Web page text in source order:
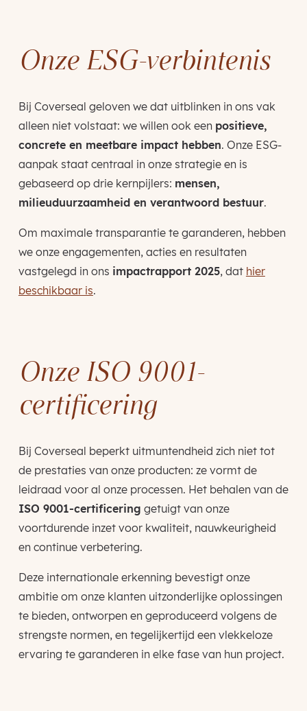
Onze ESG-verbintenis
Bij Coverseal geloven we dat uitblinken in ons vak
alleen niet volstaat: we willen ook een positieve,
concrete en meetbare impact hebben. Onze ESG-
aanpak staat centraal in onze strategie en is
gebaseerd op drie kernpijlers: mensen,
milieuduurzaamheid en verantwoord bestuur.
Om maximale transparantie te garanderen, hebben
we onze engagementen, acties en resultaten
vastgelegd in ons impactrapport 2025, dat hier
beschikbaar is.
Onze ISO 9001-
certificering
Bij Coverseal beperkt uitmuntendheid zich niet tot
de prestaties van onze producten: ze vormt de
leidraad voor al onze processen. Het behalen van de
ISO 9001-certificering getuigt van onze
voortdurende inzet voor kwaliteit, nauwkeurigheid
en continue verbetering.
Deze internationale erkenning bevestigt onze
ambitie om onze klanten uitzonderlijke oplossingen
te bieden, ontworpen en geproduceerd volgens de
strengste normen, en tegelijkertijd een vlekkeloze
ervaring te garanderen in elke fase van hun project.